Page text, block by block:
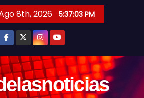
8th, 2026 5:37:05 PM